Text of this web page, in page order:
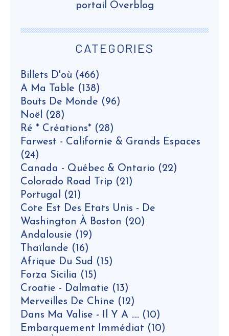
CATEGORIES
Billets D'où (466)
A Ma Table (138)
Bouts De Monde (96)
Noël (28)
Ré * Créations* (28)
Farwest - Californie & Grands Espaces
(24)
Canada - Québec & Ontario (22)
Colorado Road Trip (21)
Portugal (21)
Cote Est Des Etats Unis - De
Washington À Boston (20)
Andalousie (19)
Thaïlande (16)
Afrique Du Sud (15)
Forza Sicilia (15)
Croatie - Dalmatie (13)
Merveilles De Chine (12)
Dans Ma Valise - Il Y A ..... (10)
Embarquement Immédiat (10)
portail Overblog